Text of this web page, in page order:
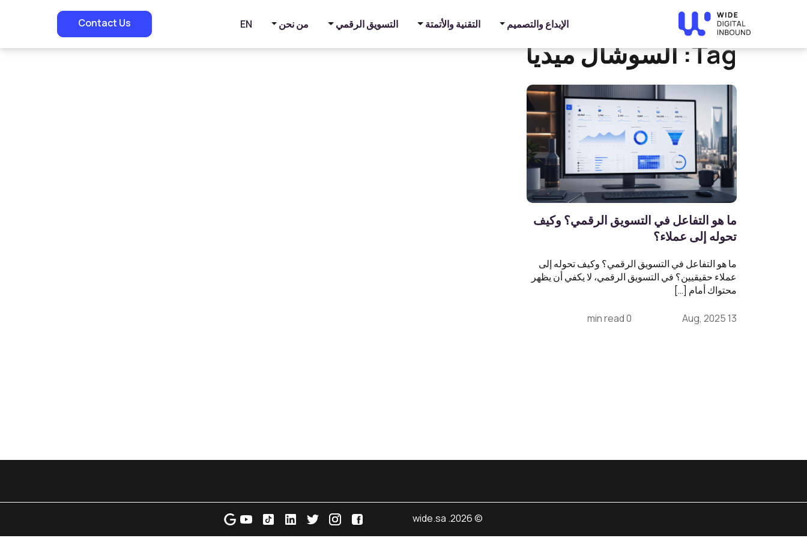
الإبداع والتصميم التقنية والأتمتة التسويق الرقمي من نحن EN
Contact Us Home
» السوشال ميديا
Tag: السوشال ميديا
ما هو التفاعل في التسويق الرقمي؟ وكيف
تحوله إلى عملاء؟
ما هو التفاعل في التسويق الرقمي؟ وكيف تحوله إلى
عملاء حقيقيين؟ في التسويق الرقمي، لا يكفي أن يظهر
محتواك أمام […]
13 Aug, 2025
0 min read
© 2026. wide.sa